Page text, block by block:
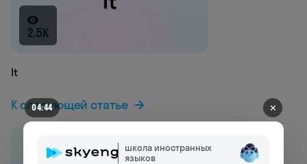
2.5K
It
К следующей статье
04:44 ✕
школа иностранных
языков